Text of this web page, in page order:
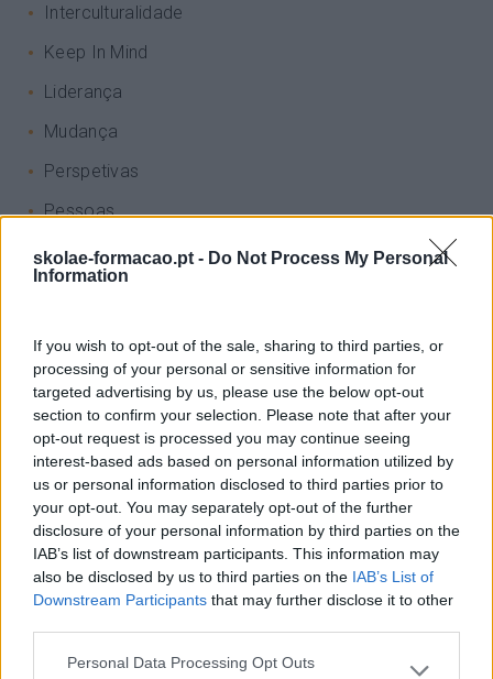
skolae-formacao.pt - Do Not Process My Personal
Information
If you wish to opt-out of the sale, sharing to third parties, or
processing of your personal or sensitive information for
targeted advertising by us, please use the below opt-out
section to confirm your selection. Please note that after your
opt-out request is processed you may continue seeing
interest-based ads based on personal information utilized by
us or personal information disclosed to third parties prior to
your opt-out. You may separately opt-out of the further
disclosure of your personal information by third parties on the
IAB’s list of downstream participants. This information may
also be disclosed by us to third parties on the IAB’s List of
Downstream Participants that may further disclose it to other
Personal Data Processing Opt Outs
Interculturalidade
Keep In Mind
Liderança
Mudança
Perspetivas
Pessoas
PORTO RH MEETING
Sustentabilidade
Team Building
Tecnologias De Informação
Vendas E Negociação
Recentes
Feedback fora do